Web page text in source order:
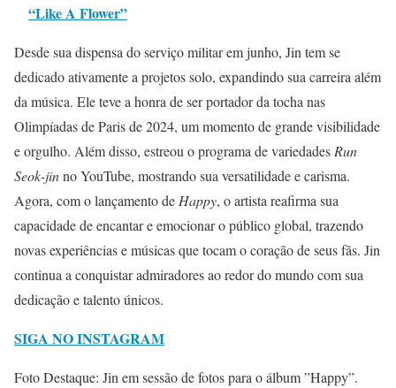
“Like A Flower”
Desde sua dispensa do serviço militar em junho, Jin tem se
dedicado ativamente a projetos solo, expandindo sua carreira além
da música. Ele teve a honra de ser portador da tocha nas
Olimpíadas de Paris de 2024, um momento de grande visibilidade
e orgulho. Além disso, estreou o programa de variedadesRun
Seok-jinno YouTube, mostrando sua versatilidade e carisma.
Agora, com o lançamento deHappy, o artista reafirma sua
capacidade de encantar e emocionar o público global, trazendo
novas experiências e músicas que tocam o coração de seus fãs. Jin
continua a conquistar admiradores ao redor do mundo com sua
dedicação e talento únicos.
SIGA NO INSTAGRAM
Foto Destaque: Jin em sessão de fotos para o álbum ”Happy”.